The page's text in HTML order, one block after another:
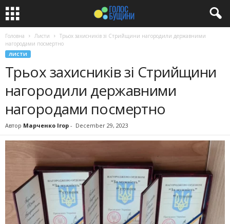
Головна Листи
Трьох захисників зі Стрийщини нагородили державними
нагородами посмертно
ЛИСТИ
Трьох захисників зі Стрийщини
нагородили державними
нагородами посмертно
Автор Марченко Ігор - December 29, 2023